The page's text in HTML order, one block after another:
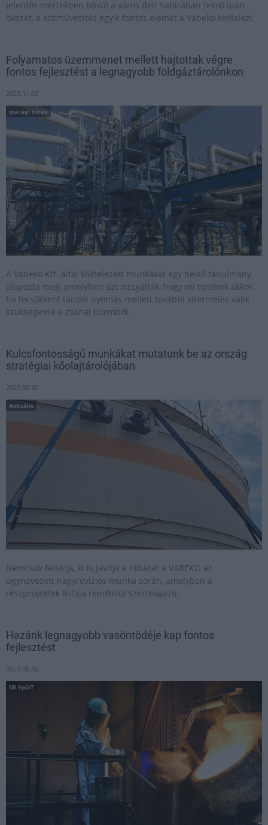
Jelentős mértékben bővül a város déli határában fekvő ipari
övezet, a közművesítés egyik fontos elemét a Vabeko kivitelezi.
Folyamatos üzemmenet mellett hajtottak végre
fontos fejlesztést a legnagyobb földgáztárolónkon
2023.11.02
Iparági hírek
A Vabeko Kft. által kivitelezett munkákat egy belső tanulmány
alapozta meg, amelyben azt vizsgálták, hogy mi történik akkor,
ha lecsökkent tárolói nyomás mellett további kitermelés válik
szükségessé a zsanai üzemből.
Kulcsfontosságú munkákat mutatunk be az ország
stratégiai kőolajtárolójában
2023.08.30
Aktuális
Nemcsak feltárja, ki is javítja a hibákat a VABEKO az
úgynevezett nagyrevíziós munka során, amelyben a
részprojektek listája rendkívül szerteágazó.
Hazánk legnagyobb vasöntödéje kap fontos
fejlesztést
2023.06.30
Mi épül?